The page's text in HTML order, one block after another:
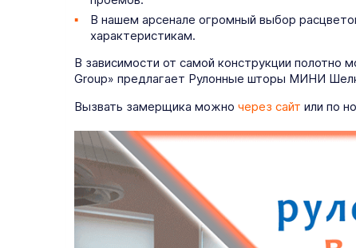
В нашем арсенале огромный выбор
характеристикам.
В зависимости от самой конструкции
Group» предлагает Рулонные шторы МИНИ
Вызвать замерщика можно через сайт или по